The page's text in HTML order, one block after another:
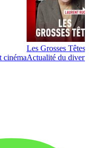
cinéma
Les Grosses Têtes
Actualité du